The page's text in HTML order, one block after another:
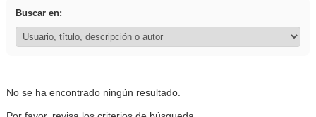
Buscar en:
No se ha encontrado ningún resultado.